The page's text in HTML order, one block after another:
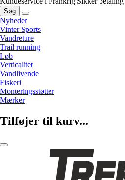
Søg
Nyheder
Vinter Sports
Vandreture
Trail running
Løb
Verticalitet
Vandlivende
Fiskeri
Monteringsstøtter
Mærker
Tilføjer til kurv...